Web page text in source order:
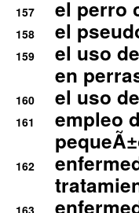
157 el perro
158 el
159
el uso
en
160 el uso
161
empleo
162